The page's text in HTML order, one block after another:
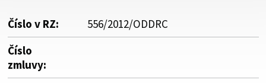
Číslo v RZ:
556/2012/ODDRC
Číslo
zmluvy: